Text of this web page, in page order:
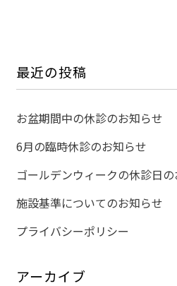
ー
シ
ョ
ン
最近の投稿
お盆期間中の休診のお知らせ
6月の臨時休診のお知らせ
ゴールデンウィークの休診日
施設基準についてのお知らせ
プライバシーポリシー
アーカイブ